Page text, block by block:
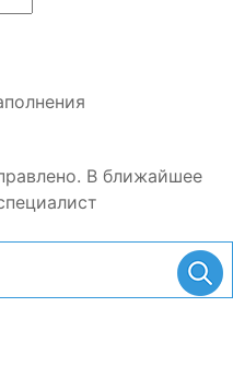
В ближайшее